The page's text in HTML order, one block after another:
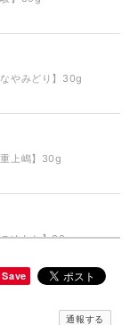
やみどり】30g
上嶋】30g
ゆたか】30g
Save
通報する